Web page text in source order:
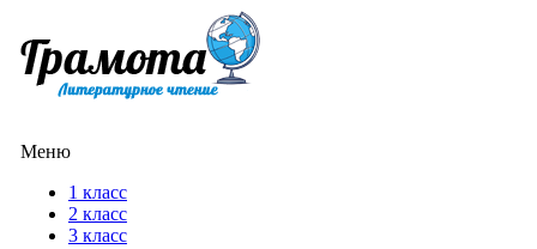
Меню
1 класс
2 класс
3 класс